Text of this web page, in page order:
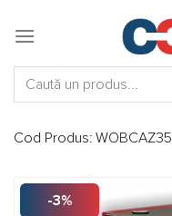
Cod Produs: WOBCAZ35
-3%